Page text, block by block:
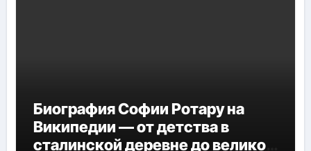
Биография Софии Ротару на
Википедии — от детства в
сталинской деревне до великой